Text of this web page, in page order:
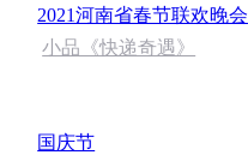
2021河南省春节联欢晚会
小品《快递奇遇》
国庆节